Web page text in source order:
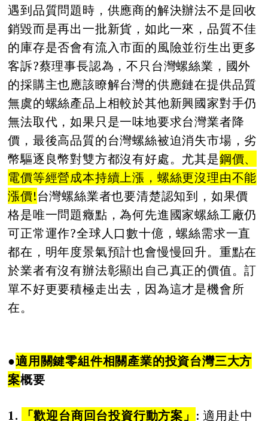
遇到品質問題時，供應商的解決辦法不是回收
銷毀而是再出一批新貨，如此一來，品質不佳
的庫存是否會有流入市面的風險並衍生出更多
客訴?蔡理事長認為，不只台灣螺絲業，國外
的採購主也應該瞭解台灣的供應鏈在提供品質
無虞的螺絲產品上相較於其他新興國家對手仍
無法取代，如果只是一味地要求台灣業者降
價，最後高品質的台灣螺絲被迫消失市場，劣
幣驅逐良幣對雙方都沒有好處。尤其是鋼價、
電價等經營成本持續上漲，螺絲更沒理由不能
漲價!台灣螺絲業者也要清楚認知到，如果價
格是唯一問題癥點，為何先進國家螺絲工廠仍
可正常運作?全球人口數十億，螺絲需求一直
都在，明年度景氣預計也會慢慢回升。重點在
於業者有沒有辦法彰顯出自己真正的價值。訂
單不好更要積極走出去，因為這才是機會所
在。
●適用關鍵零組件相關產業的投資台灣三大方
案概要
1. 「歡迎台商回台投資行動方案」 : 適用赴中